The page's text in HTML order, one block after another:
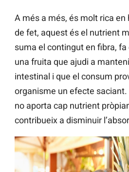
A més a més, és molt rica en
de fet, aquest és el nutrient
suma el contingut en fibra, fa
una fruita que ajudi a
intestinal i que el consum
organisme un efecte saciant.
no aporta cap nutrient
contribueix a disminuir